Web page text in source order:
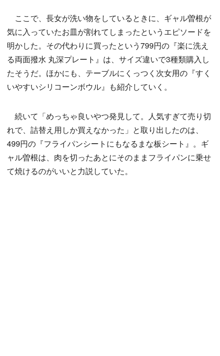
ここで、長女が洗い物をしているときに、ギャル曽根が
気に入っていたお皿が割れてしまったというエピソードを
明かした。その代わりに買ったという799円の『楽に洗え
る両面撥水 丸深プレート』は、サイズ違いで3種類購入し
たそうだ。ほかにも、テーブルにくっつく次女用の『すく
いやすいシリコーンボウル』も紹介していく。
続いて「めっちゃ良いやつ発見して。人気すぎて売り切
れで、詰替え用しか買えなかった」と取り出したのは、
499円の『フライパンシートにもなるまな板シート』。ギ
ャル曽根は、肉を切ったあとにそのままフライパンに乗せ
て焼けるのがいいと力説していた。